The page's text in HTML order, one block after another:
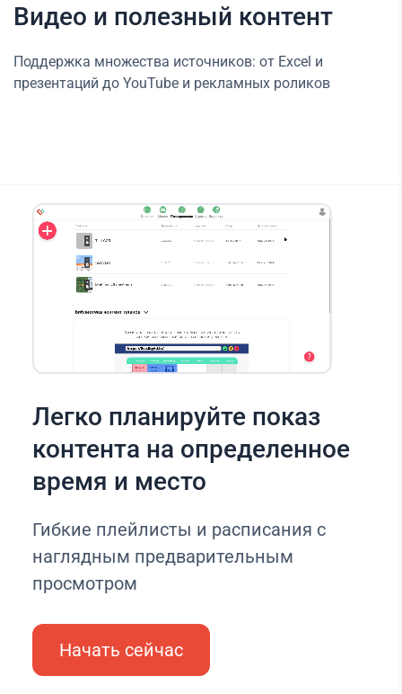
Видео и полезный контент
Поддержка множества источников: от Excel и
презентаций до YouTube и рекламных роликов
Легко планируйте показ
контента на определенное
время и место
Гибкие плейлисты и расписания с
наглядным предварительным
просмотром
Начать сейчас